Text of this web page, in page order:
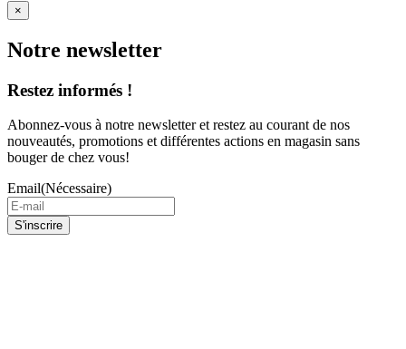
×
Notre newsletter
Restez informés !
Abonnez-vous à notre newsletter et restez au courant de nos
nouveautés, promotions et différentes actions en magasin sans
bouger de chez vous!
Email(Nécessaire)